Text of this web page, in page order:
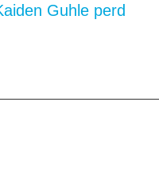
Guhle perd